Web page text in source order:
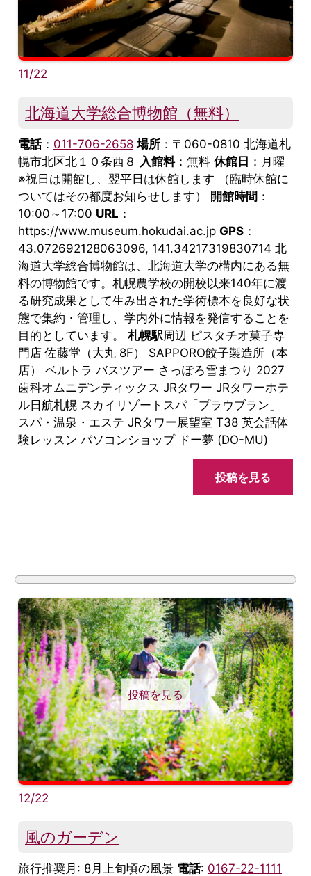
11/22
北海道大学総合博物館（無料）
電話： 011-706-2658 場所 ：〒060-0810 北海道札
幌市北区北１０条西８ 入館料：無料 休館日 ：月曜
※祝日は開館し、翌平日は休館します （臨時休館に
ついてはその都度お知らせします） 開館時間 ：
10:00～17:00 URL ：
https://www.museum.hokudai.ac.jp GPS ：
43.072692128063096, 141.34217319830714 北
海道大学総合博物館は、北海道大学の構内にある無
料の博物館です。札幌農学校の開校以来140年に渡
る研究成果として生み出された学術標本を良好な状
態で集約・管理し、学内外に情報を発信することを
目的としています。 札幌駅周辺 ピスタチオ菓子専
門店 佐藤堂（大丸 8F） SAPPORO餃子製造所（本
店） ベルトラ バスツアー さっぽろ雪まつり 2027
歯科オムニデンティックス JRタワー JRタワーホテ
ル日航札幌 スカイリゾートスパ「プラウブラン」
スパ・温泉・エステ JRタワー展望室 T38 英会話体
験レッスン パソコンショップ ドー夢 (DO-MU)
投稿を見る
投稿を見る
12/22
風のガーデン
旅行推奨月: 8月上旬頃の風景 電話: 0167-22-1111